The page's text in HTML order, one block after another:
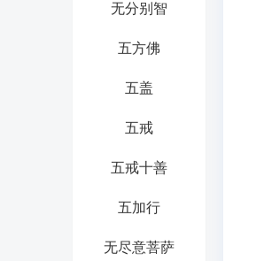
无分别智
五方佛
五盖
五戒
五戒十善
五加行
无尽意菩萨